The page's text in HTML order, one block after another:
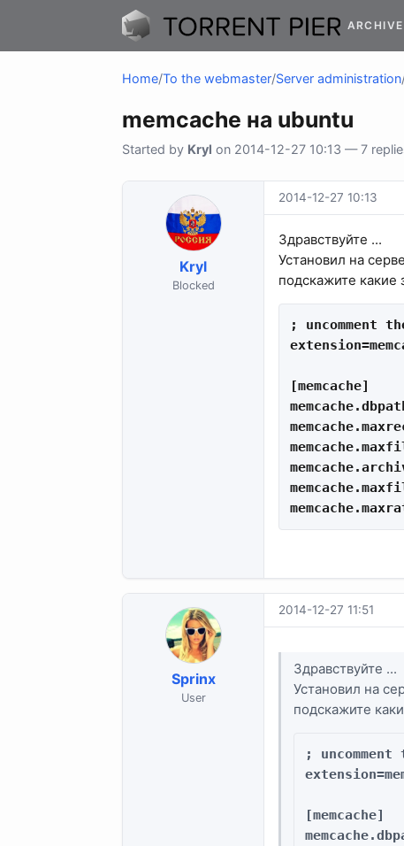
ARCHIVE
Home/To the webmaster/Server administration
memcache на ubuntu
Started by Kryl on 2014-12-27 10:13 — 7
Kryl
Blocked
2014-12-27 10:13
Здравствуйте ...
Установил на
подскажите какие
; uncomment
[memcache]
Sprinx
User
2014-12-27 11:51
Здравствуйте ...
Установил на
подскажите
;
[memcache]